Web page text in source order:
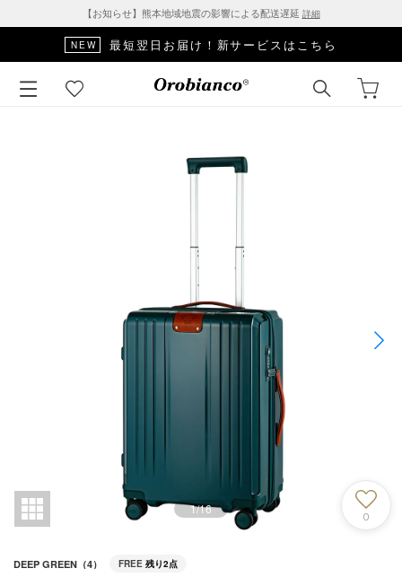
【お知らせ】熊本地域地震の影響による配送遅延 詳細
NEW 最短翌日お届け！新サービスはこちら
1/16
0
DEEP GREEN（4） FREE 残り2点